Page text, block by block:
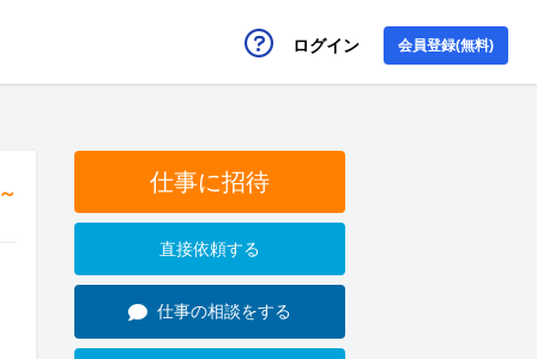
ログイン 会員登録(無料)
仕事に招待
直接依頼する
仕事の相談をする